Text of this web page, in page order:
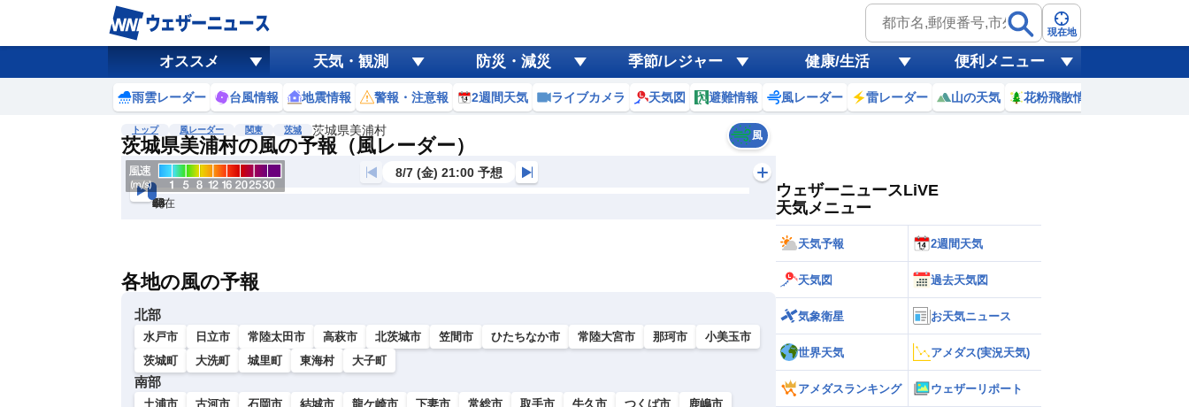
現在地
オススメ 天気・観測 防災・減災 季節/レジャー 健康/生活 便利メニュー
雨雲レーダー 台風情報 地震情報 警報・注意報 2週間天気 ライブカメラ 天気図 避難情報 風レーダー 雷レーダー 山の天気 花粉飛散情報
トップ 風レーダー 関東 茨城 茨城県美浦村
茨城県美浦村の風の予報（風レーダー） 風
風
黄砂
天気 台風
8/7 (金) 21:00 予想
現在
6h
12
24
36
48
60
72
各地の風の予報
北部
水戸市 日立市 常陸太田市 高萩市 北茨城市 笠間市 ひたちなか市 常陸大宮市 那珂市
小美玉市
茨城町
大洗町 城里町 東海村 大子町
南部
土浦市 古河市 石岡市 結城市 龍ケ崎市 下妻市 常総市 取手市 牛久市 つくば市
鹿嶋市
ウェザーニュースLiVE
天気メニュー
天気予報 2週間天気
天気図 過去天気図
気象衛星 お天気ニュース
世界天気 アメダス(実況天気)
アメダスランキング ウェザーリポート